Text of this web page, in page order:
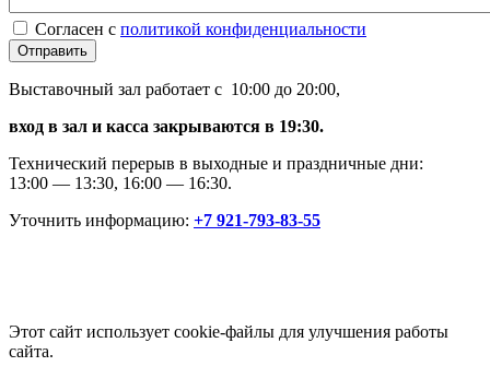
Согласен с политикой конфиденциальности
Отправить
Выставочный зал работает с 10:00 до 20:00,
вход в зал и касса закрываются в 19:30.
Технический перерыв в выходные и праздничные дни:
13:00 — 13:30, 16:00 — 16:30.
Уточнить информацию: +7 921-793-83-55
Этот сайт использует cookie-файлы для улучшения работы
сайта.